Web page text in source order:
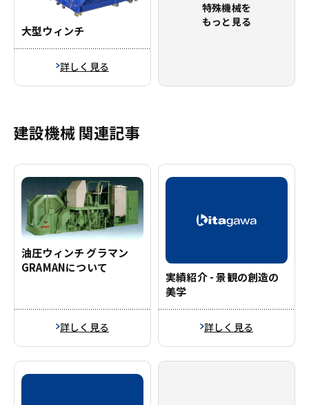
大型ウィンチ
詳しく見る
特殊機械を
もっと見る
建設機械 関連記事
油圧ウィンチ グラマン
GRAMANについて
詳しく見る
実績紹介 - 景観の創造の
美学
詳しく見る